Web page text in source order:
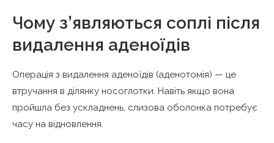
Чому з’являються соплі після
видалення аденоїдів
Операція з видалення аденоїдів (аденотомія) — це
втручання в ділянку носоглотки. Навіть якщо вона
пройшла без ускладнень, слизова оболонка потребує
часу на відновлення.